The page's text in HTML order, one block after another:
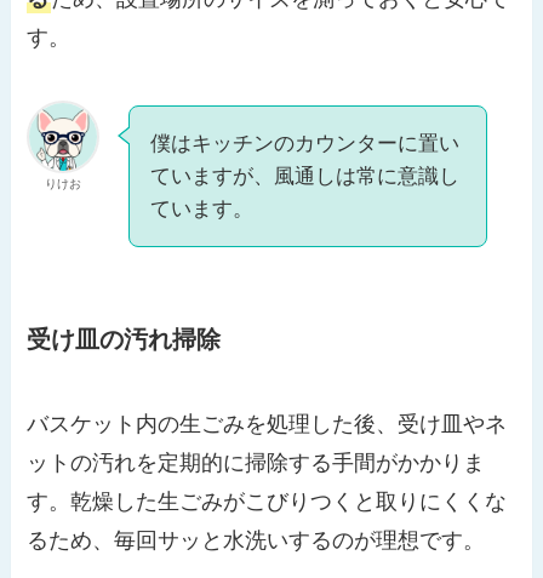
す。
りけお
僕はキッチンのカウンターに置い
ていますが、風通しは常に意識し
ています。
受け皿の汚れ掃除
バスケット内の生ごみを処理した後、受け皿やネ
ットの汚れを定期的に掃除する手間がかかりま
す。乾燥した生ごみがこびりつくと取りにくくな
るため、毎回サッと水洗いするのが理想です。